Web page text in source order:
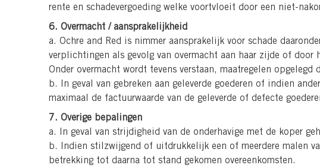
rente en schadevergoeding welke voortvloeit door een niet-
6. Overmacht / aansprakelijkheid
a. Ochre and Red is nimmer aansprakelijk voor schade
verplichtingen als gevolg van overmacht aan haar zijde of door
Onder overmacht wordt tevens verstaan, maatregelen
b. In geval van gebreken aan geleverde goederen of indien
maximaal de factuurwaarde van de geleverde of defecte
7. Overige bepalingen
a. In geval van strijdigheid van de onderhavige met de koper
b. Indien stilzwijgend of uitdrukkelijk een of meerdere malen
betrekking tot daarna tot stand gekomen overeenkomsten.